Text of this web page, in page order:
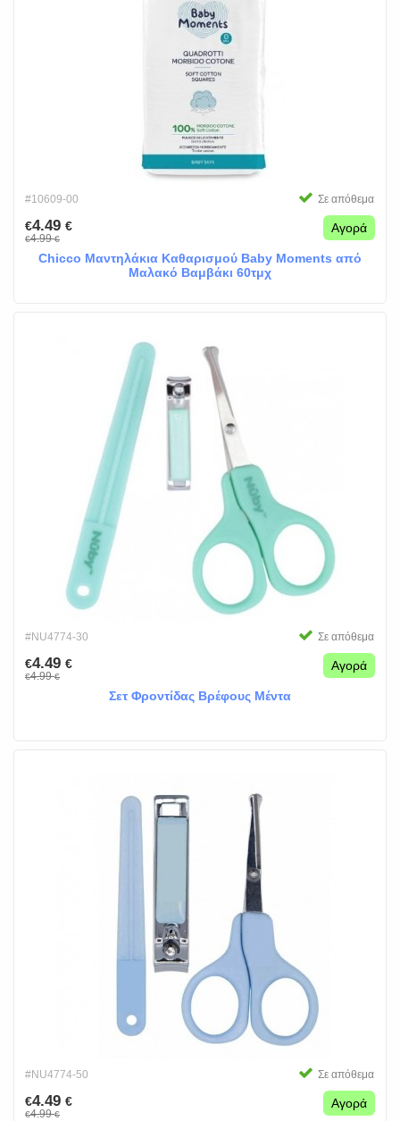
#10609-00 Σε απόθεμα
€4.49 €
€4.99€
Αγορά
Chicco Μαντηλάκια Καθαρισμού Baby Moments από
Μαλακό Βαμβάκι 60τμχ
#NU4774-30 Σε απόθεμα
€4.49 €
€4.99€
Αγορά
Σετ Φροντίδας Βρέφους Μέντα
#NU4774-50 Σε απόθεμα
€4.49 €
€4.99€
Αγορά